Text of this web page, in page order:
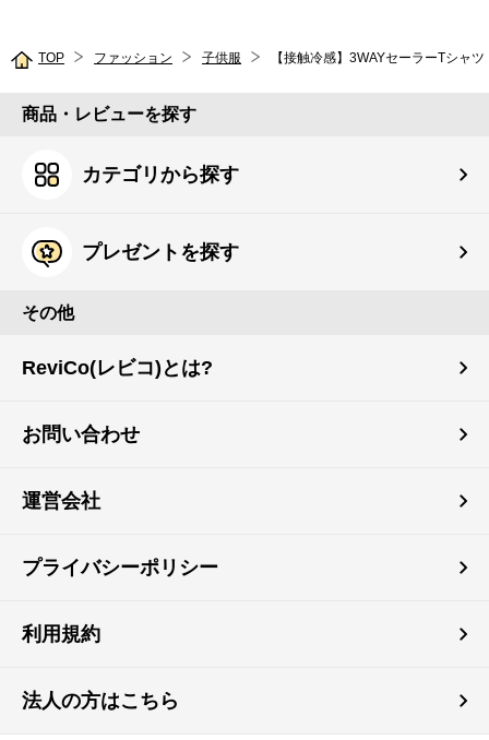
TOP ファッション 子供服 【接触冷感】3WAYセーラーTシャツ
商品・レビューを探す
カテゴリから探す
プレゼントを探す
その他
ReviCo(レビコ)とは?
お問い合わせ
運営会社
プライバシーポリシー
利用規約
法人の方はこちら